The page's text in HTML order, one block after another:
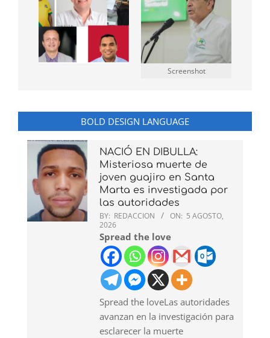
Screenshot
BOLD DESIGN LANGUAGE
NACIÓ EN DIBULLA:
Misteriosa muerte de
joven guajiro en Santa
Marta es investigada por
las autoridades
BY: REDACCION ON: 5 AGOSTO,
2026
Spread the love
Spread the loveLas autoridades
avanzan en la investigación para
esclarecer la muerte